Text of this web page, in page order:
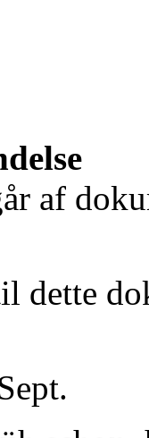
af
dette